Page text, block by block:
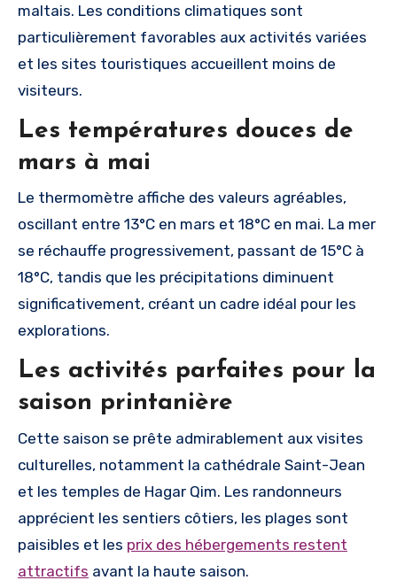
maltais. Les conditions climatiques sont
particulièrement favorables aux activités variées
et les sites touristiques accueillent moins de
visiteurs.
Les températures douces de
mars à mai
Le thermomètre affiche des valeurs agréables,
oscillant entre 13°C en mars et 18°C en mai. La mer
se réchauffe progressivement, passant de 15°C à
18°C, tandis que les précipitations diminuent
significativement, créant un cadre idéal pour les
explorations.
Les activités parfaites pour la
saison printanière
Cette saison se prête admirablement aux visites
culturelles, notamment la cathédrale Saint-Jean
et les temples de Hagar Qim. Les randonneurs
apprécient les sentiers côtiers, les plages sont
paisibles et les prix des hébergements restent
attractifs avant la haute saison.